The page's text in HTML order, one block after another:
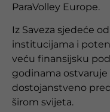
ParaVolley Europe.
Iz Saveza sjedeće
institucijama i
veću finansijsku
godinama
dostojanstveno
širom svijeta.